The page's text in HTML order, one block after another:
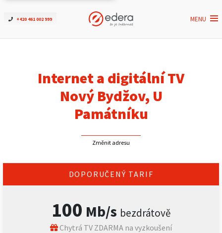
+420 461 002 999 MENU
Ověřit dostupnost
ČEZNET TV
Kontakt
Internet a digitální TV
Nový Bydžov, U
Památníku
Změnit adresu
DOPORUČENÝ TARIF
100 Mb/s bezdrátově
Chytrá TV ZDARMA na vyzkoušení